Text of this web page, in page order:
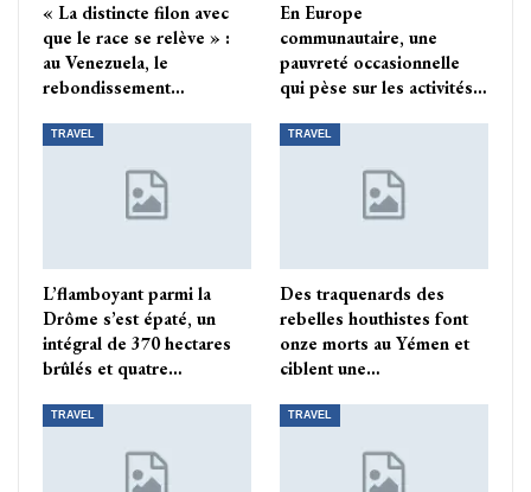
« La distincte filon avec
que le race se relève » :
au Venezuela, le
rebondissement…
En Europe
communautaire, une
pauvreté occasionnelle
qui pèse sur les activités…
TRAVEL
L’flamboyant parmi la
Drôme s’est épaté, un
intégral de 370 hectares
brûlés et quatre…
TRAVEL
Des traquenards des
rebelles houthistes font
onze morts au Yémen et
ciblent une…
TRAVEL TRAVEL